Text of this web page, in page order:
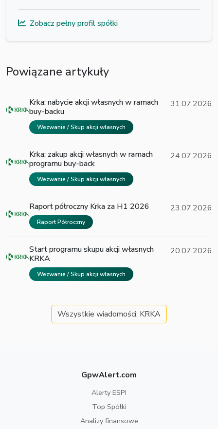
Zobacz pełny profil spółki
Powiązane artykuły
Krka: nabycie akcji własnych w ramach
buy-backu
Wezwanie / Skup akcji własnych
31.07.2026
Krka: zakup akcji własnych w ramach
programu buy-back
Wezwanie / Skup akcji własnych
24.07.2026
Raport półroczny Krka za H1 2026
Raport Półroczny
23.07.2026
Start programu skupu akcji własnych
KRKA
Wezwanie / Skup akcji własnych
20.07.2026
Wszystkie wiadomości: KRKA
GpwAlert.com
Alerty ESPI
Top Spółki
Analizy finansowe